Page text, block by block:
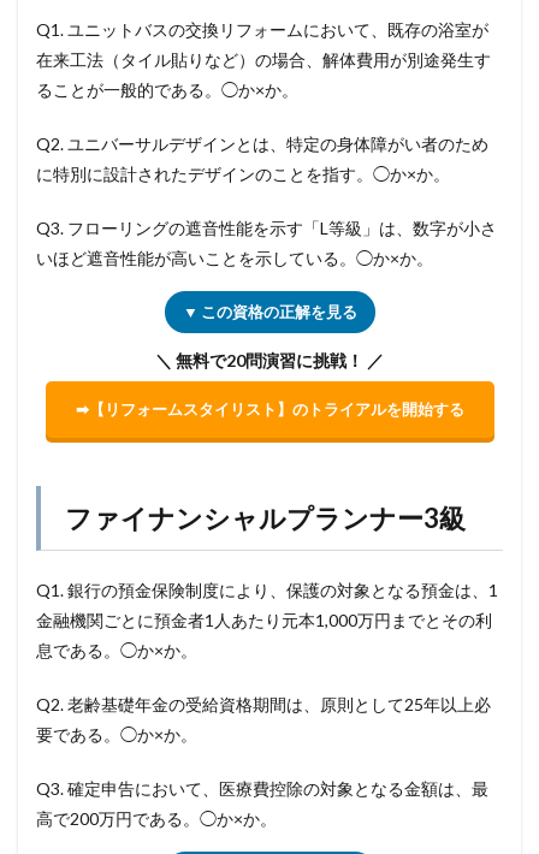
Q1. ユニットバスの交換リフォームにおいて、既存の浴室が
在来工法（タイル貼りなど）の場合、解体費用が別途発生す
ることが一般的である。◯か×か。
Q2. ユニバーサルデザインとは、特定の身体障がい者のため
に特別に設計されたデザインのことを指す。◯か×か。
Q3. フローリングの遮音性能を示す「L等級」は、数字が小さ
いほど遮音性能が高いことを示している。◯か×か。
▼ この資格の正解を見る
＼ 無料で20問演習に挑戦！ ／
➡【リフォームスタイリスト】のトライアルを開始する
ファイナンシャルプランナー3級
Q1. 銀行の預金保険制度により、保護の対象となる預金は、1
金融機関ごとに預金者1人あたり元本1,000万円までとその利
息である。◯か×か。
Q2. 老齢基礎年金の受給資格期間は、原則として25年以上必
要である。◯か×か。
Q3. 確定申告において、医療費控除の対象となる金額は、最
高で200万円である。◯か×か。